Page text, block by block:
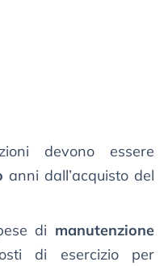
devono essere
anni dall’acquisto del
di manutenzione
di esercizio per